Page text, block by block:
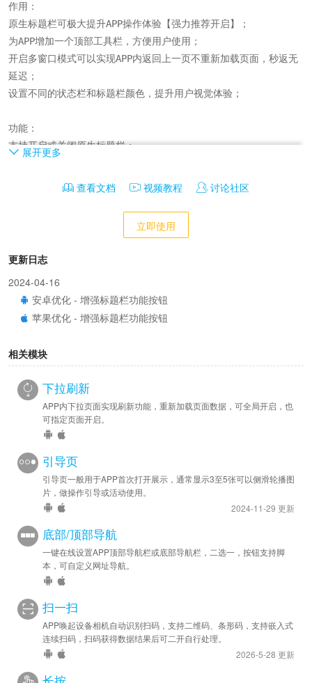
作用：
原生标题栏可极大提升APP操作体验【强力推荐开启】；
为APP增加一个顶部工具栏，方便用户使用；
开启多窗口模式可以实现APP内返回上一页不重新加载页面，秒返无
延迟；
设置不同的状态栏和标题栏颜色，提升用户视觉体验；
功能：
支持开启或关闭原生标题栏；
支持自定义上传标题栏左侧图标，可上传产品LOGO，PNG格式，限高
支持自定义标题栏中间显示文字，可自定义，默认显示APP名字；
支持设置标题栏左侧按钮【后退】显示或关闭；
扫码；
支持设置标题栏右侧按钮【主页】显示或关闭，任意页面点击返回
APP首页；
支持设置标题栏右侧按钮【分享】显示或关闭，点击分享APP页面到
支持设置标题栏右侧按钮【刷新】显示或关闭，点击刷新当前页面，
支持设置标题栏右侧按钮【更多】显示或关闭，点击设置更多下拉菜
单，自定义文字导航和链接；
支持设置手机状态栏(电池/信号栏)背景颜色，自定义；
支持设置手机状态栏(电池/信号栏)文字或图标颜色，支持白色或黑
色；
支持设置原生标题栏背景颜色，自定义；
支持设置原生标题栏文字或图标颜色，自定义；
开发：
提供jsBridge.uiNavigation开发方案，通过页面JS调用来实现自
提供xapp-navigation链控方案，通过URL添加后缀来实现自定义；
展开更多
查看文档 视频教程 讨论社区
立即使用
更新日志
2024-04-16
安卓优化 - 增强标题栏功能按钮
苹果优化 - 增强标题栏功能按钮
相关模块
下拉刷新
APP内下拉页面实现刷新功能，重新加载页面数据，可全局开启，也
可指定页面开启。
引导页
引导页一般用于APP首次打开展示，通常显示3至5张可以侧滑轮播图
片，做操作引导或活动使用。
2024-11-29 更新
底部/顶部导航
一键在线设置APP顶部导航栏或底部导航栏，二选一，按钮支持脚
本，可自定义网址导航。
扫一扫
APP唤起设备相机自动识别扫码，支持二维码、条形码，支持嵌入式
连续扫码，扫码获得数据结果后可二开自行处理。
2026-5-28 更新